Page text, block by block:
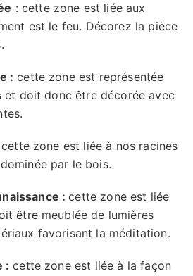
: cette zone est liée aux
est le feu. Décorez la pièce
: cette zone est représentée
et doit donc être décorée avec
cette zone est liée à nos racines
par le bois.
:cette zone est liée
être meublée de lumières
favorisant la méditation.
: cette zone est liée à la façon